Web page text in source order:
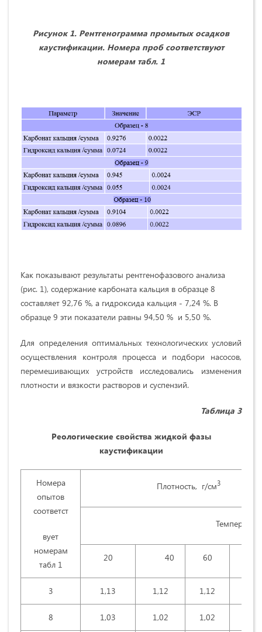
Рисунок 1. Рентгенограмма промытых осадков
каустификации. Номера проб соответствуют
номерам табл. 1
Как показывают результаты рентгенофазового анализа
(рис. 1), содержание карбоната кальция в образце 8
составляет 92,76 %, а гидроксида кальция - 7,24 %. В
образце 9 эти показатели равны 94,50 % и 5,50 %.
Для определения оптимальных технологических условий
осуществления контроля процесса и подбори насосов,
перемешивающих устройств исследовались изменения
плотности и вязкости растворов и суспензий.
Таблица 3
Реологические свойства жидкой фазы
каустификации
Номера
опытов
соответст
вует
номерам
табл 1
Плотность, г/см3
20 40 60
3 1,13 1,12 1,12
8 1,03 1,02 1,02